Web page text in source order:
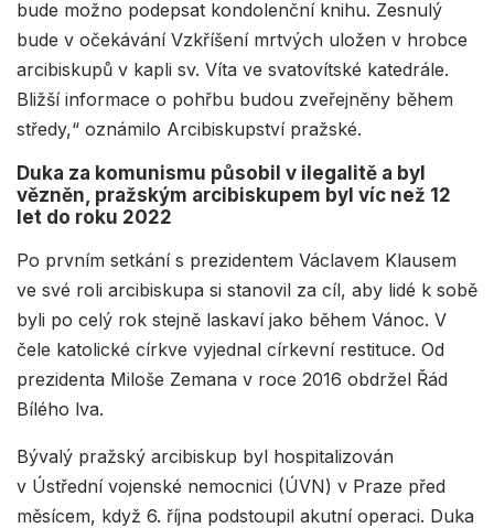
bude možno podepsat kondolenční knihu. Zesnulý
bude v očekávání Vzkříšení mrtvých uložen v hrobce
arcibiskupů v kapli sv. Víta ve svatovítské katedrále.
Bližší informace o pohřbu budou zveřejněny během
středy,“ oznámilo Arcibiskupství pražské.
Duka za komunismu působil v ilegalitě a byl
vězněn, pražským arcibiskupem byl víc než 12
let do roku 2022
Po prvním setkání s prezidentem Václavem Klausem
ve své roli arcibiskupa si stanovil za cíl, aby lidé k sobě
byli po celý rok stejně laskaví jako během Vánoc. V
čele katolické církve vyjednal církevní restituce. Od
prezidenta Miloše Zemana v roce 2016 obdržel Řád
Bílého lva.
Bývalý pražský arcibiskup byl hospitalizován
v Ústřední vojenské nemocnici (ÚVN) v Praze před
měsícem, když 6. října podstoupil akutní operaci. Duka